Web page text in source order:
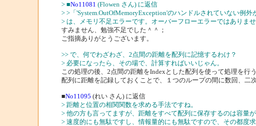
> ■No11081 (Flowen さん) に返信
> >「'System.OutOfMemoryException'のハンドルされていない例外
> は、メモリ不足エラーです。オーバーフローエラーではありませ
すみません、勉強不足でした＾＾；
ご指摘ありがとうございます。
>> で、何でわざわざ、2点間の距離を配列に記憶するわけ？
> 必要になったら、その場で、計算すればいいじゃん。
この処理の後、2点間の距離をIndexとした配列を使って処理を行
配列に距離を記録しておくことで、１つのループの間に数回、二
■No11095 (れい さん) に返信
> 距離と位置の相関関数を求める手法ですね。
> 他の方も言ってますが、距離をすべて配列に保存するのは容量が
> 速度的にも無駄ですし、情報量的にも無駄ですので、その都度求